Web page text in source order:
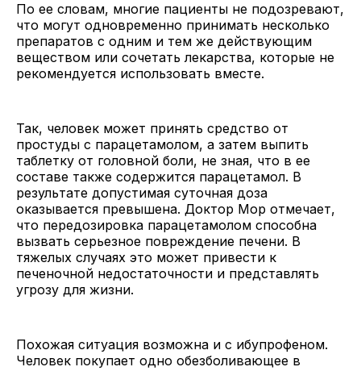
По ее словам, многие пациенты не подозревают,
что могут одновременно принимать несколько
препаратов с одним и тем же действующим
веществом или сочетать лекарства, которые не
рекомендуется использовать вместе.
Так, человек может принять средство от
простуды с парацетамолом, а затем выпить
таблетку от головной боли, не зная, что в ее
составе также содержится парацетамол. В
результате допустимая суточная доза
оказывается превышена. Доктор Мор отмечает,
что передозировка парацетамолом способна
вызвать серьезное повреждение печени. В
тяжелых случаях это может привести к
печеночной недостаточности и представлять
угрозу для жизни.
Похожая ситуация возможна и с ибупрофеном.
Человек покупает одно обезболивающее в